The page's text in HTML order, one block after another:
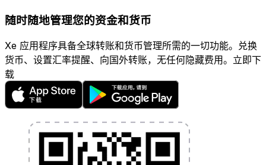
随时随地管理您的资金和货币
Xe 应用程序具备全球转账和货币管理所需的一切功能。兑换
货币、设置汇率提醒、向国外转账，无任何隐藏费用。立即下
载